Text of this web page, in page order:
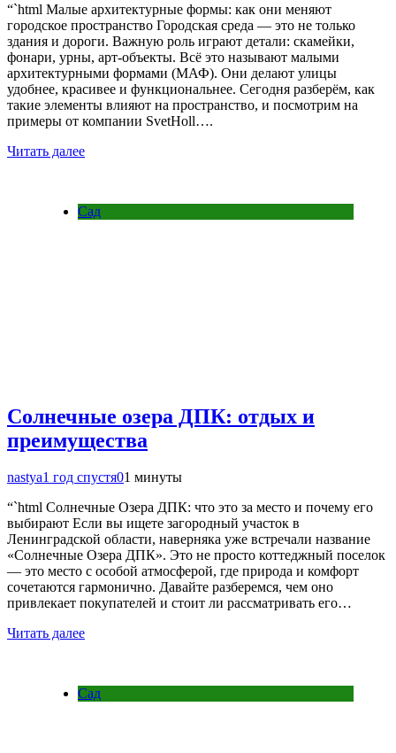
“`html Малые архитектурные формы: как они меняют
городское пространство Городская среда — это не только
здания и дороги. Важную роль играют детали: скамейки,
фонари, урны, арт-объекты. Всё это называют малыми
архитектурными формами (МАФ). Они делают улицы
удобнее, красивее и функциональнее. Сегодня разберём, как
такие элементы влияют на пространство, и посмотрим на
примеры от компании SvetHoll….
Читать далее
Сад
Солнечные озера ДПК: отдых и
преимущества
nastya1 год спустя01 минуты
“`html Солнечные Озера ДПК: что это за место и почему его
выбирают Если вы ищете загородный участок в
Ленинградской области, наверняка уже встречали название
«Солнечные Озера ДПК». Это не просто коттеджный поселок
— это место с особой атмосферой, где природа и комфорт
сочетаются гармонично. Давайте разберемся, чем оно
привлекает покупателей и стоит ли рассматривать его…
Читать далее
Сад